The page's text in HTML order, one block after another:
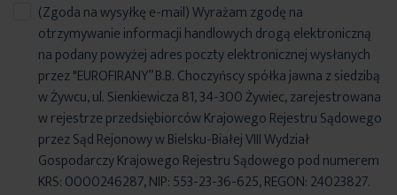
(Zgoda na wysyłkę e-mail) Wyrażam zgodę na
otrzymywanie informacji handlowych drogą elektroniczną
na podany powyżej adres poczty elektronicznej wysłanych
przez "EUROFIRANY” B.B. Choczyńscy spółka jawna z siedzibą
w Żywcu, ul. Sienkiewicza 81, 34-300 Żywiec, zarejestrowana
w rejestrze przedsiębiorców Krajowego Rejestru Sądowego
przez Sąd Rejonowy w Bielsku-Białej VIII Wydział
Gospodarczy Krajowego Rejestru Sądowego pod numerem
KRS: 0000246287, NIP: 553-23-36-625, REGON: 24023827.